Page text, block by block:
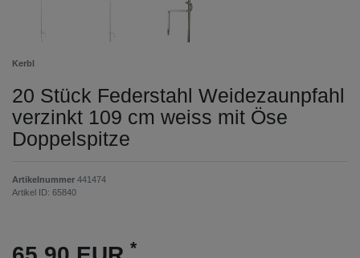
Kerbl
20 Stück Federstahl Weidezaunpfahl
verzinkt 109 cm weiss mit Öse
Doppelspitze
Artikelnummer 441474
Artikel ID: 65840
*